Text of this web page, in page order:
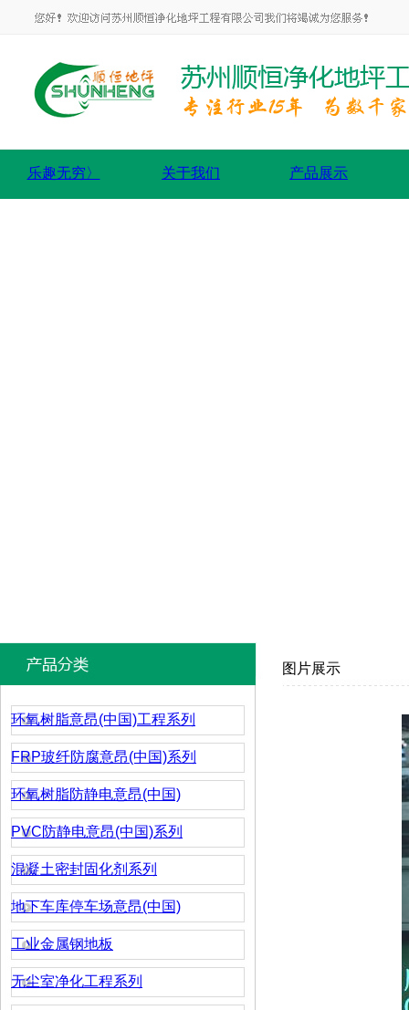
乐趣无穷〉 关于我们 产品展示
环氧树脂意昂(中国)工程系列
FRP玻纤防腐意昂(中国)系列
环氧树脂防静电意昂(中国)
PVC防静电意昂(中国)系列
混凝土密封固化剂系列
地下车库停车场意昂(中国)
工业金属钢地板
无尘室净化工程系列
图片展示